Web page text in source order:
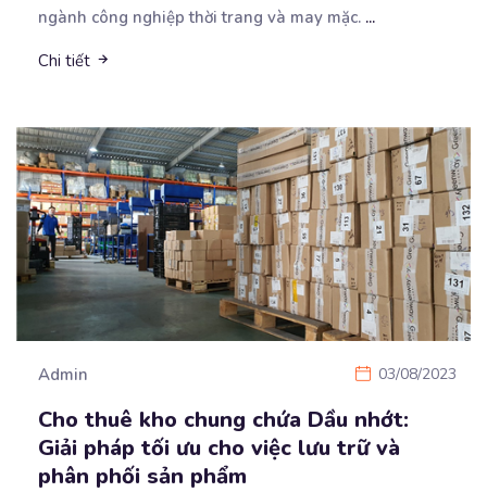
ngành công nghiệp thời trang và may mặc. ...
Chi tiết
Admin 03/08/2023
Cho thuê kho chung chứa Dầu nhớt:
Giải pháp tối ưu cho việc lưu trữ và
phân phối sản phẩm